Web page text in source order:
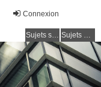
Connexion
Sujets sans réponse Sujets actifs